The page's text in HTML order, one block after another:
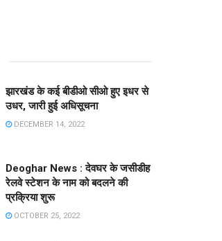
झारखंड के कई बीडीओ सीओ हुए इधर से
उधर, जारी हुई अधिसूचना
DECEMBER 14, 2022
Deoghar News : देवघर के जसीडीह
रेलवे स्टेशन के नाम को बदलने की
प्रक्रिया शुरू
OCTOBER 25, 2022